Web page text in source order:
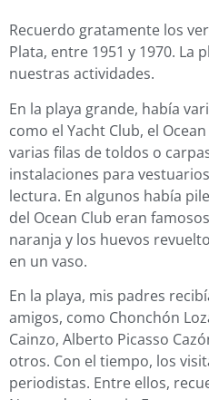
Recuerdo gratamente los
Plata, entre 1951 y 1970. La
nuestras actividades.
En la playa grande, había
como el Yacht Club, el
varias filas de toldos o
instalaciones para
lectura. En algunos había
del Ocean Club eran
naranja y los huevos
en un vaso.
En la playa, mis padres
amigos, como Chonchón
Cainzo, Alberto Picasso
otros. Con el tiempo, los
periodistas. Entre ellos,